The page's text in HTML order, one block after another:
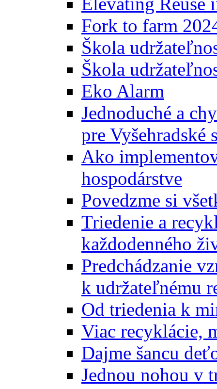
Fork to farm
Škola
Škola
Eko Alarm
Jednoduché a
pre Vyšehradské
Ako
hospodárstve
Povedzme si
Triedenie a
každodenného
Predchádzanie
k udržateľnému
Od triedenia k
Viac recyklácie,
Dajme šancu
Jednou nohou v